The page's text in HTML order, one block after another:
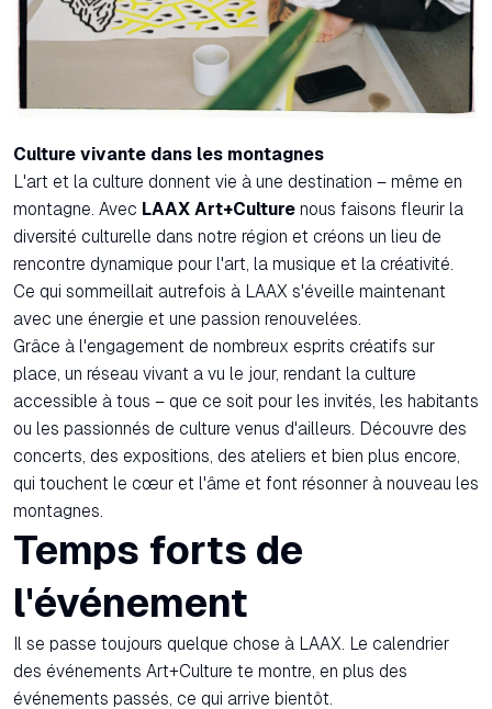
Culture vivante dans les montagnes
L'art et la culture donnent vie à une destination – même en
montagne. Avec LAAX Art+Culture nous faisons fleurir la
diversité culturelle dans notre région et créons un lieu de
rencontre dynamique pour l'art, la musique et la créativité.
Ce qui sommeillait autrefois à LAAX s'éveille maintenant
avec une énergie et une passion renouvelées.
Grâce à l'engagement de nombreux esprits créatifs sur
place, un réseau vivant a vu le jour, rendant la culture
accessible à tous – que ce soit pour les invités, les habitants
ou les passionnés de culture venus d'ailleurs. Découvre des
concerts, des expositions, des ateliers et bien plus encore,
qui touchent le cœur et l'âme et font résonner à nouveau les
montagnes.
Temps forts de
l'événement
Il se passe toujours quelque chose à LAAX. Le calendrier
des événements Art+Culture te montre, en plus des
événements passés, ce qui arrive bientôt.